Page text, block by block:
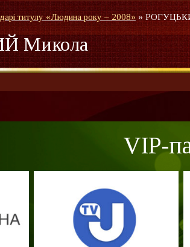
титулу «Людина року – 2008» »
Микола
VIP-